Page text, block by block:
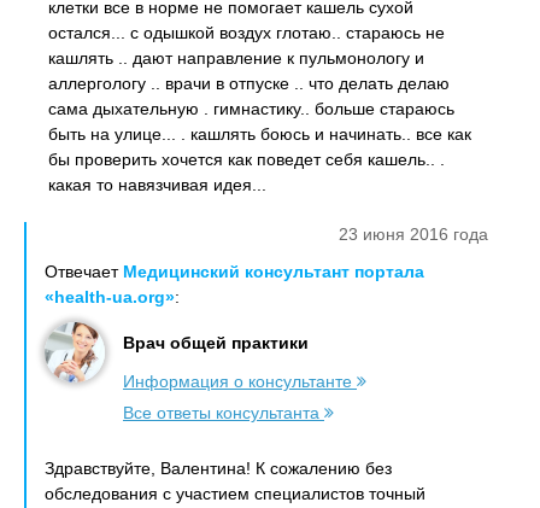
клетки все в норме не помогает кашель сухой
остался... с одышкой воздух глотаю.. стараюсь не
кашлять .. дают направление к пульмонологу и
аллергологу .. врачи в отпуске .. что делать делаю
сама дыхательную . гимнастику.. больше стараюсь
быть на улице... . кашлять боюсь и начинать.. все как
бы проверить хочется как поведет себя кашель.. .
какая то навязчивая идея...
23 июня 2016 года
Отвечает Медицинский консультант портала
«health-ua.org»:
Врач общей практики
Информация о консультанте
Все ответы консультанта
Здравствуйте, Валентина! К сожалению без
обследования с участием специалистов точный